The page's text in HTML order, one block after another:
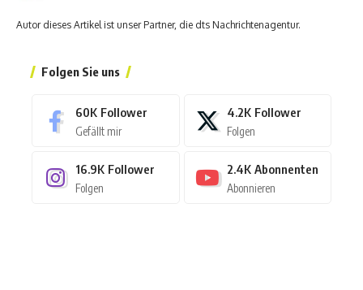
Autor dieses Artikel ist unser Partner, die dts Nachrichtenagentur.
Folgen Sie uns
60K Follower
Gefällt mir
4.2K Follower
Folgen
16.9K Follower
Folgen
2.4K Abonnenten
Abonnieren